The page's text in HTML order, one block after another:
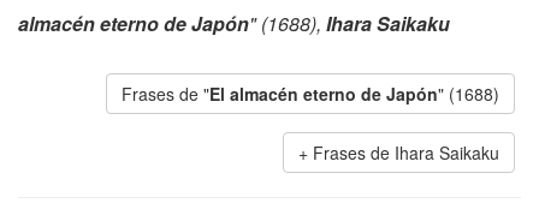
almacén eterno de Japón" (1688), Ihara Saikaku
Frases de "El almacén eterno de Japón" (1688)
Frases de Ihara Saikaku